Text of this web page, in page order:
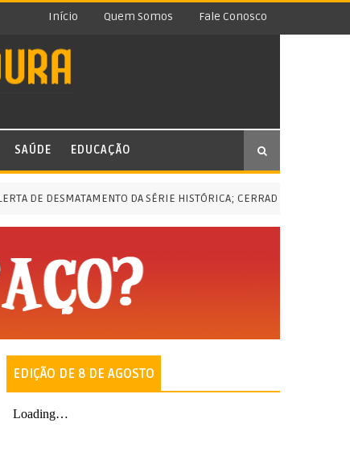
Início Quem Somos Fale Conosco
SAÚDE EDUCAÇÃO
DESMATAMENTO DA SÉRIE HISTÓRICA; CERRADO, A MENOR EM
EDIÇÃO DE 8 DE AGOSTO